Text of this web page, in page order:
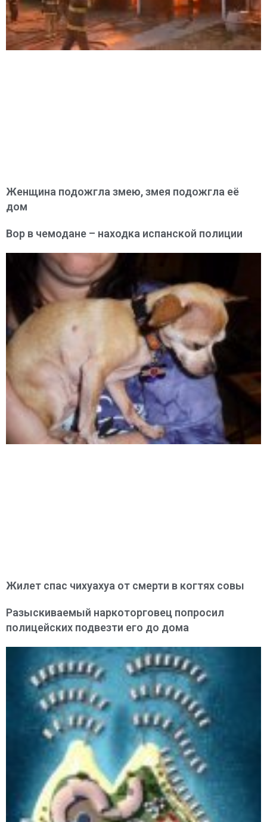
Женщина подожгла змею, змея подожгла её
дом
Вор в чемодане – находка испанской полиции
Жилет спас чихуахуа от смерти в когтях совы
Разыскиваемый наркоторговец попросил
полицейских подвезти его до дома